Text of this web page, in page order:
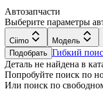
Автозапчасти
Выберите параметры
Ciimo Модель
Подобрать Гибкий
Деталь не найдена в
Попробуйте поиск по
Или поиск по